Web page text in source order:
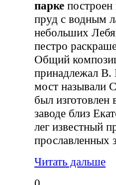
парке
пруд с водным
небольших
пестро
Общий
принадлежал
мост называли
был
заводе близ
лег известный
Читать дальше